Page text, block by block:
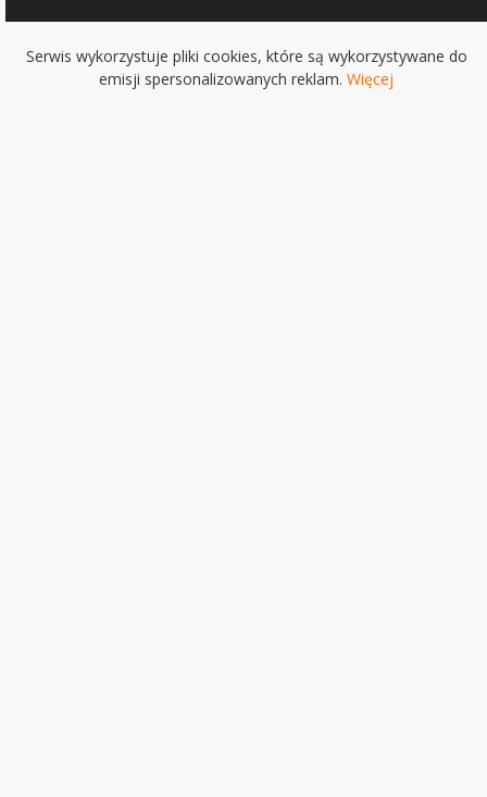
Serwis wykorzystuje pliki cookies, które są wykorzystywane do
emisji spersonalizowanych reklam. Więcej